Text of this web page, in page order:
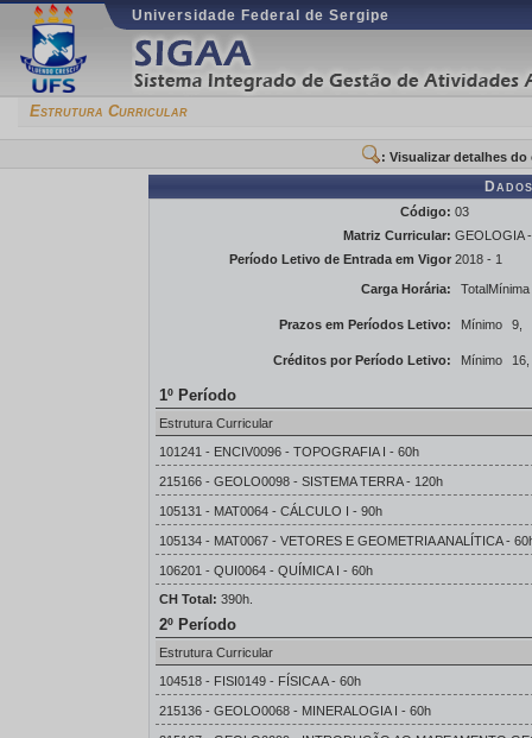
Universidade Federal de Sergipe
Estrutura Curricular
: Visualizar detalhes
Código: 03
Matriz Curricular: GEOLOGIA
Período Letivo de Entrada em Vigor 2018 - 1
Carga Horária: TotalMínima
Prazos em Períodos Letivo: Mínimo 9,
Créditos por Período Letivo: Mínimo 16,
1º Período
Estrutura Curricular
101241 - ENCIV0096 - TOPOGRAFIA I - 60h
215166 - GEOLO0098 - SISTEMA TERRA - 120h
105131 - MAT0064 - CÁLCULO I - 90h
105134 - MAT0067 - VETORES E GEOMETRIA ANALÍTICA -
106201 - QUI0064 - QUÍMICA I - 60h
CH Total: 390h.
2º Período
Estrutura Curricular
104518 - FISI0149 - FÍSICA A - 60h
215136 - GEOLO0068 - MINERALOGIA I - 60h